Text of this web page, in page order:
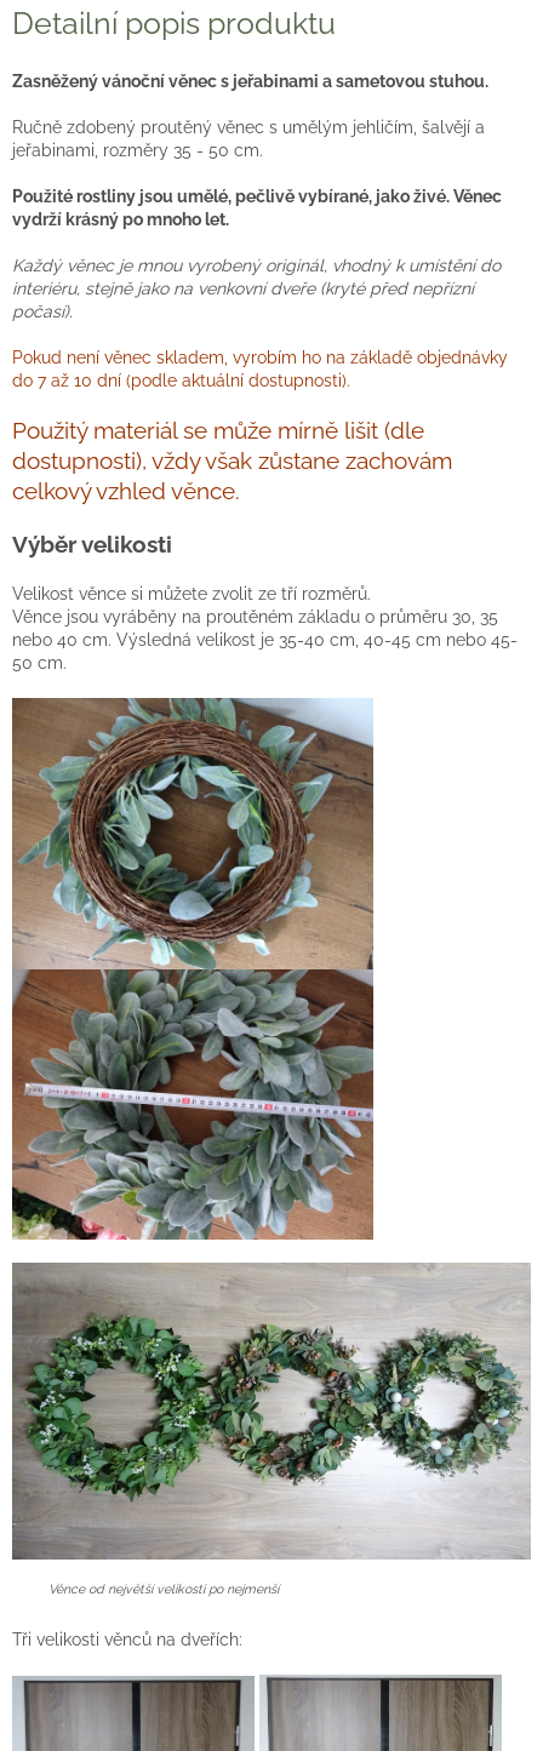
Detailní popis produktu
Zasněžený vánoční věnec s jeřabinami a sametovou stuhou.
Ručně zdobený proutěný věnec s umělým jehličím, šalvějí a
jeřabinami, rozměry 35 - 50 cm.
Použité rostliny jsou umělé, pečlivě vybírané, jako živé. Věnec
vydrží krásný po mnoho let.
Každý věnec je mnou vyrobený originál, vhodný k umístění do
interiéru, stejně jako na venkovní dveře (kryté před nepřízní
počasí).
Pokud není věnec skladem, vyrobím ho na základě objednávky
do 7 až 10 dní (podle aktuální dostupnosti).
Použitý materiál se může mírně lišit (dle
dostupnosti), vždy však zůstane zachovám
celkový vzhled věnce.
Výběr velikosti
Velikost věnce si můžete zvolit ze tří rozměrů.
Věnce jsou vyráběny na proutěném základu o průměru 30, 35
nebo 40 cm. Výsledná velikost je 35-40 cm, 40-45 cm nebo 45-
50 cm.
Věnce od největší velikosti po nejmenší
Tři velikosti věnců na dveřích: